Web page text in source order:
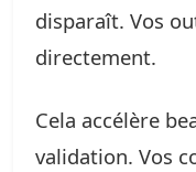
disparaît. Vos
directement.
Cela accélère
validation. Vos